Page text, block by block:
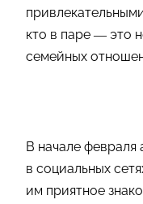
кто в паре — это
семейных
В начале февраля
в социальных
им приятное